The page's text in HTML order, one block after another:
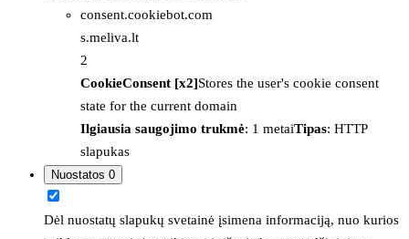
consent.cookiebot.com
s.meliva.lt
2
CookieConsent [x2]Stores the user's cookie consent
state for the current domain
Ilgiausia saugojimo trukmė: 1 metaiTipas: HTTP
slapukas
Nuostatos 0
Dėl nuostatų slapukų svetainė įsimena informaciją, nuo kurios